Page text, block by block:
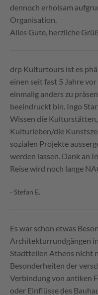
dennoch erholsam
Organisation.
Alles Gute, herzliche
drp Kulturtours ist es
einen seit fast 5 Jahre
einmalig anders zu
beeindruckt bin. Ingo
Wissen die Kulturstätten,
Kulturleben/die
sozialen Projekte
werden lassen. Dank an
Reise wird noch lange
- Stefan E.
Es war schon etwas
Architekturrundgängen
Stadtteilen Athens nicht
Besonderheiten der
Verbindung von antiken
oder Einflüsse des